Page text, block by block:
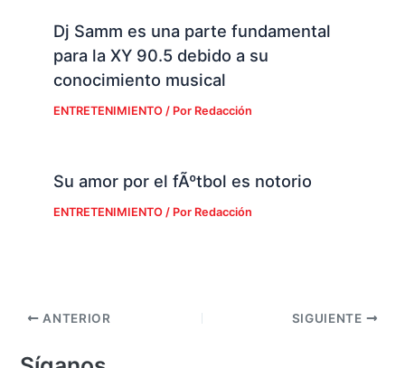
Dj Samm es una parte fundamental
para la XY 90.5 debido a su
conocimiento musical
ENTRETENIMIENTO/ Por Redacción
Su amor por el fÃºtbol es notorio
ENTRETENIMIENTO/ Por Redacción
ANTERIOR SIGUIENTE